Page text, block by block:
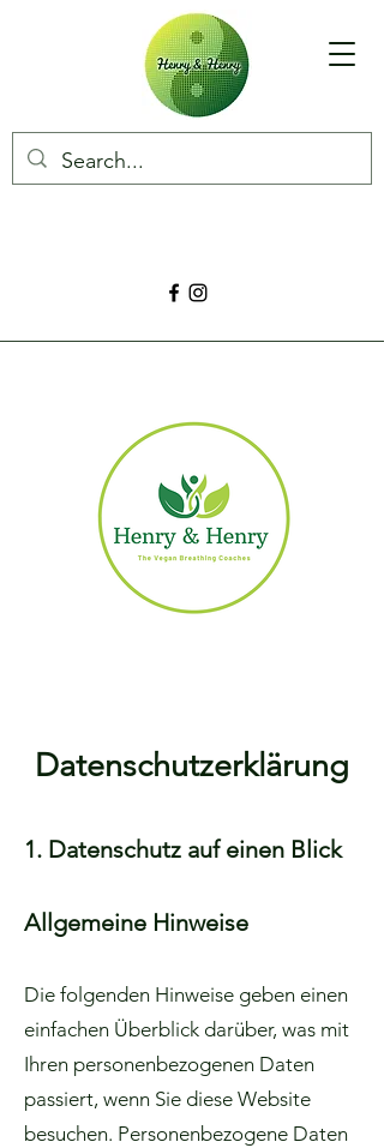
Datenschutzerklärung
1. Datenschutz auf einen Blick
Allgemeine Hinweise
Die folgenden Hinweise geben einen
einfachen Überblick darüber, was mit
Ihren personenbezogenen Daten
passiert, wenn Sie diese Website
besuchen. Personenbezogene Daten